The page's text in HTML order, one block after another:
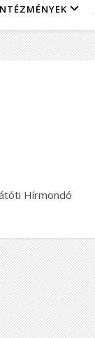
Hírmondó